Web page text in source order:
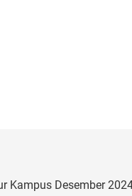
Kampus Desember